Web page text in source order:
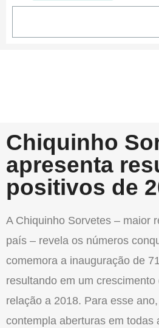
Chiquinho
apresenta
positivos de
A Chiquinho Sorvetes – maior
país – revela os números
comemora a inauguração de
resultando em um
relação a 2018. Para esse
contempla aberturas em todas